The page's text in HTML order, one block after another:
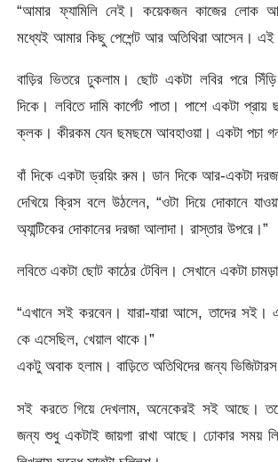
“আমার ফ্যামিলি নেই। কয়েকজন কাজের লোক
মধ্যেই আমার কিছু পেশেন্ট আর অতিথিরা আসেন।
বাড়ির ভিতরে ঢুকলাম। ছোট একটা লবির পরে
দিকে। লবিতে দামি কার্পেট পাতা। পাশে একটা প্রায়
ক্লক। কীরকম যেন ছমছমে আবহাওয়া। একটা পচা
বাঁ দিকে একটা ড্রয়িং রুম। ডান দিকে আর-একটা
দেখিয়ে ক্রিস বলে উঠলেন, “ওটা দিয়ে দোকানে
অ্যান্টিকের দোকানের দরজা আলাদা। রাস্তার উপরে।”
লবিতে একটা ছোট কাঠের টেবিল। সেখানে একটা
“এখানে সই করবেন। যারা-যারা আসে, তাদের সই।
কে এসেছিল, খেয়াল থাকে।”
একটু অবাক হলাম। বাড়িতে অতিথিদের জন্য
সই করতে গিয়ে দেখলাম, অনেকেরই সই আছে।
জন্য শুধু একটাই জায়গা রাখা আছে। ঢোকার সময়